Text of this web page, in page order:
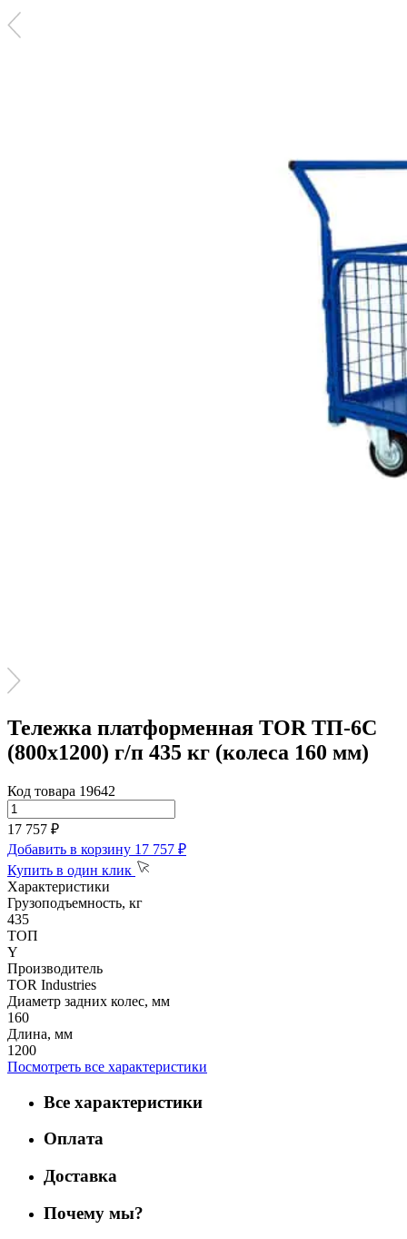
Тележка платформенная TOR ТП-6С
(800х1200) г/п 435 кг (колеса 160 мм)
Код товара 19642
17 757 ₽
Добавить в корзину 17 757 ₽
Купить в один клик
Характеристики
Грузоподъемность, кг
435
ТОП
Y
Производитель
TOR Industries
Диаметр задних колес, мм
160
Длина, мм
1200
Посмотреть все характеристики
Все характеристики
Оплата
Доставка
Почему мы?